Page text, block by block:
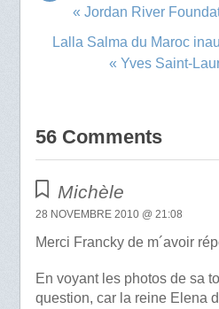
« Jordan River
Lalla Salma du Maroc
« Yves Saint-
56 Comments
Michèle
28 NOVEMBRE 2010 @ 21:08
Merci Francky de m´avoir
En voyant les photos de sa
question, car la reine Elena